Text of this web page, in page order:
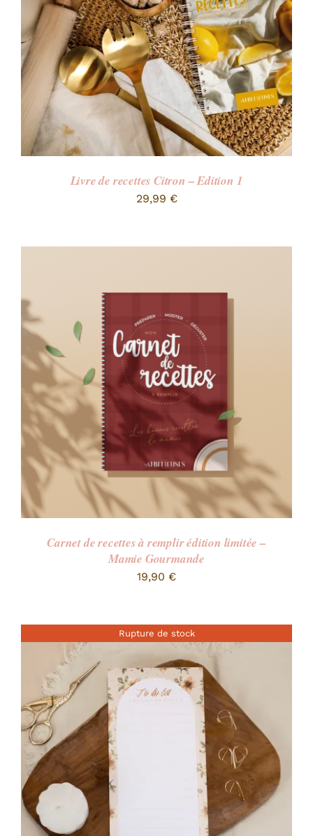
Livre de recettes Citron – Edition 1
29,99 €
Carnet de recettes à remplir édition limitée –
Mamie Gourmande
19,90 €
Rupture de stock